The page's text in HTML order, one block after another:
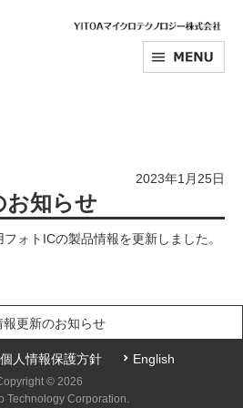
2023年1月25日
お知らせ
ォトICの製品情報を更新しました。
報更新のお知らせ
個人情報保護方針 English
© 2026
Technology Corporation.